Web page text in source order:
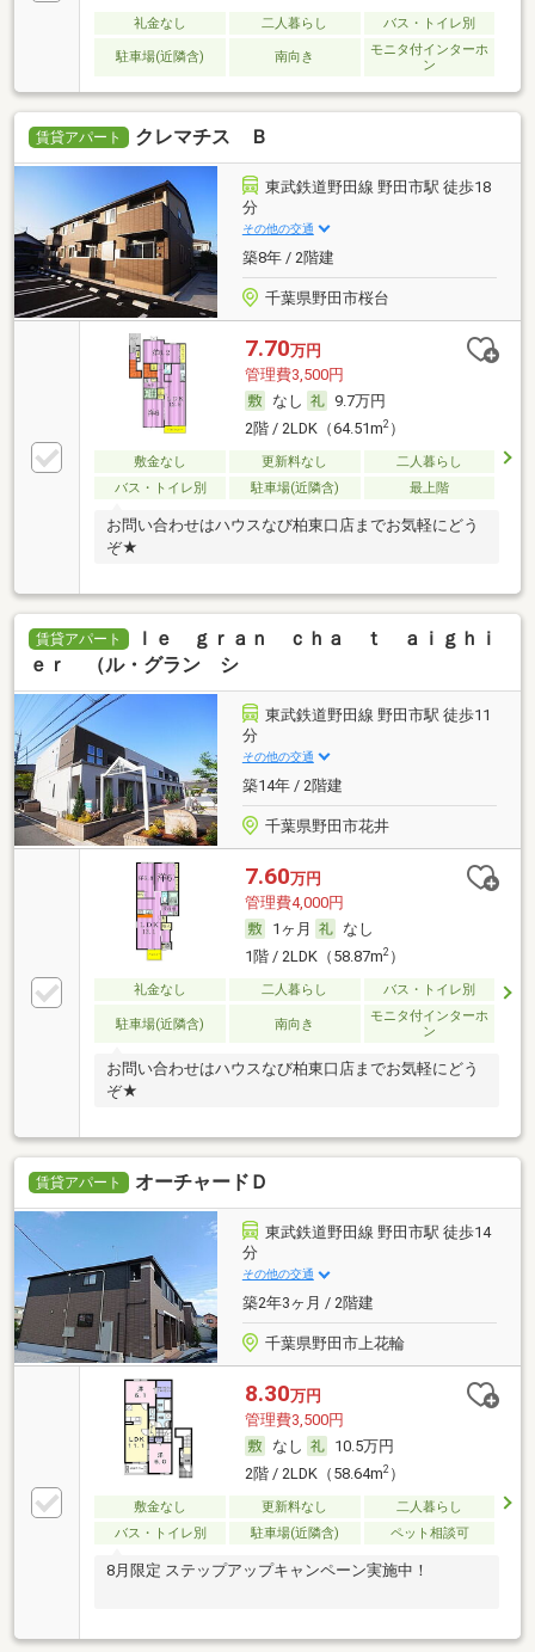
礼金なし 二人暮らし バス・トイレ別
駐車場(近隣含) 南向き
モニタ付インターホ
ン
賃貸アパート クレマチス Ｂ
東武鉄道野田線 野田市駅 徒歩18
分
その他の交通
築8年 / 2階建
千葉県野田市桜台
7.70万円
管理費3,500円
なし
9.7万円
2階 / 2LDK（64.51m2）
敷金なし 更新料なし
二人暮らし
バス・トイレ別
駐車場(近隣含) 最上階
お問い合わせはハウスなび柏東口店までお気軽にどう
ぞ★
賃貸アパート
ｌｅ ｇｒａｎ ｃｈａ ｔ ａｉｇｈｉ
ｅｒ （ル・グラン シ
東武鉄道野田線 野田市駅 徒歩11
分
その他の交通
築14年 / 2階建
千葉県野田市花井
7.60万円
管理費4,000円
1ヶ月
なし
1階 / 2LDK（58.87m2）
礼金なし 二人暮らし バス・トイレ別
駐車場(近隣含) 南向き
モニタ付インターホ
ン
お問い合わせはハウスなび柏東口店までお気軽にどう
ぞ★
賃貸アパート オーチャードＤ
東武鉄道野田線 野田市駅 徒歩14
分
その他の交通
築2年3ヶ月 / 2階建
千葉県野田市上花輪
8.30万円
管理費3,500円
なし
10.5万円
2階 / 2LDK（58.64m2）
敷金なし 更新料なし
二人暮らし
バス・トイレ別
駐車場(近隣含) ペット相談可
8月限定 ステップアップキャンペーン実施中！